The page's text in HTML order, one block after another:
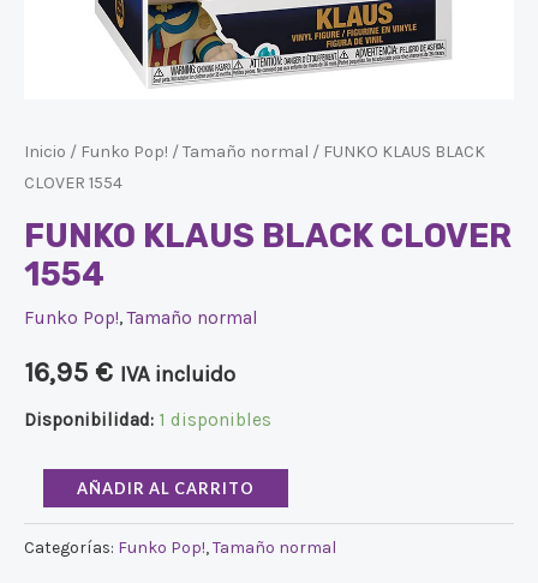
Inicio / Funko Pop! /Tamaño normal / FUNKO KLAUS BLACK
CLOVER 1554
FUNKO KLAUS BLACK CLOVER
1554
Funko Pop!,Tamaño normal
16,95 € IVA incluido
Disponibilidad: 1 disponibles
AÑADIR AL CARRITO
Categorías: Funko Pop!,Tamaño normal